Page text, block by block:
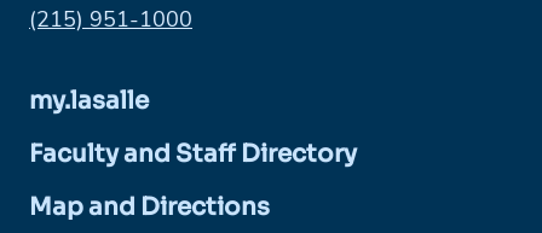
Phone:
(215) 951-1000
my.lasalle
Faculty and Staff Directory
Map and Directions